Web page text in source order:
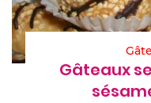
Gâteaux